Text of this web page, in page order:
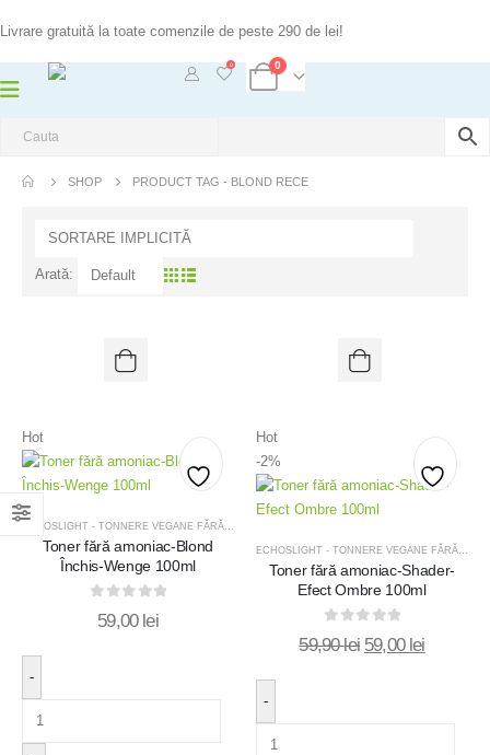
Livrare gratuită la toate comenzile de peste 290 de lei!
0 0
SHOP PRODUCT TAG - BLOND RECE
Arată:
Hot
to
ECHOSLIGHT - TONNERE VEGANE FĂRĂ AMONIC
Toner fără amoniac-Blond
Închis-Wenge 100ml
59,00 lei
-
Hot
-2%
to
ECHOSLIGHT - TONNERE VEGANE FĂRĂ AMONIC
Toner fără amoniac-Shader-
Efect Ombre 100ml
59,90lei 59,00 lei
-